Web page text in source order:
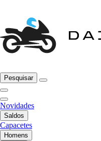
Pesquisar
Novidades
Saldos
Capacetes
Homens